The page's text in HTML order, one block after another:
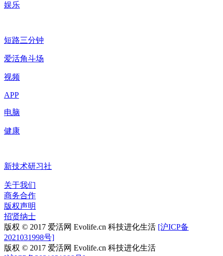
娱乐
短路三分钟
爱活角斗场
视频
APP
电脑
健康
新技术研习社
关于我们
商务合作
版权声明
招贤纳士
版权 © 2017 爱活网 Evolife.cn 科技进化生活 [沪ICP备
2021031998号]
版权 © 2017 爱活网 Evolife.cn 科技进化生活